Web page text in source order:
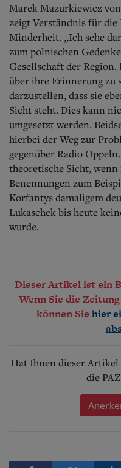
Marek Mazurkiewicz
zeigt Verständnis für die
Minderheit. „Ich sehe
zum polnischen
Gesellschaft der
über ihre Erinnerung zu
darzustellen, dass sie
Sicht steht. Dies kann
umgesetzt werden.
hierbei der Weg zur
gegenüber Radio
theoretische Sicht,
Benennungen zum
Korfantys damaligem
Lukaschek bis heute
wurde.
Dieser Artikel ist ein
Wenn Sie die
können Sie hier
Hat Ihnen dieser Artikel
die